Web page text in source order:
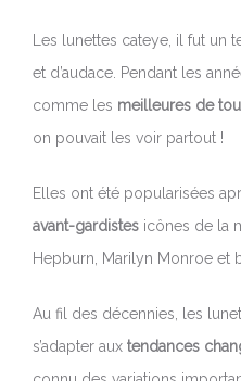
Les lunettes cateye, il fut un
et d’audace. Pendant les
comme les meilleures de
on pouvait les voir partout !
Elles ont été popularisées
avant-gardistes icônes de la
Hepburn, Marilyn Monroe et
Au fil des décennies, les
s’adapter aux tendances